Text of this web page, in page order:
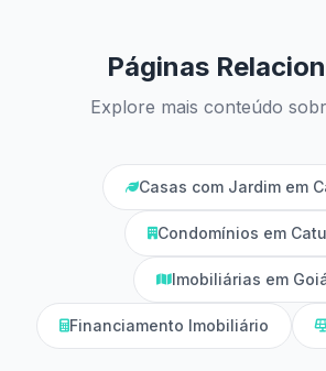
Páginas
Explore mais conteúdo
Casas com Jardim em
Condomínios em
Imobiliárias em
Financiamento Imobiliário